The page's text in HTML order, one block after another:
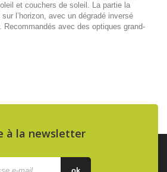
et couchers de soleil. La partie la
l’horizon, avec un dégradé inversé
Recommandés avec des optiques grand-
à la newsletter